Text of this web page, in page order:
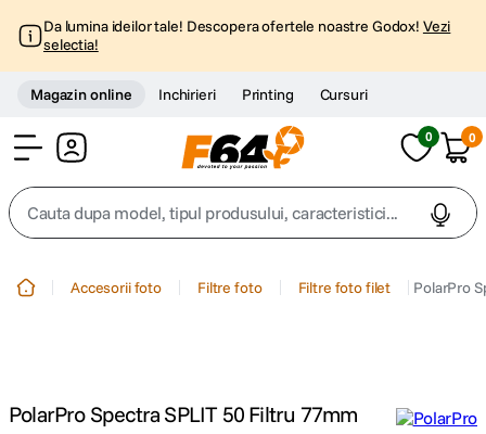
Da lumina ideilor tale! Descopera ofertele noastre Godox! Vezi
selectia!
Magazin online Inchirieri Printing Cursuri
0 0
Cauta dupa model, tipul produsului, caracteristici...
trepied telefon
Accesorii foto Filtre foto Filtre foto filet PolarPro
PolarPro Spectra SPLIT 50 Filtru 77mm